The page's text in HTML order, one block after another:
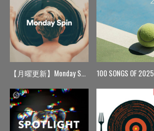
【月曜更新】Monday Spin 100 SONGS OF 2025